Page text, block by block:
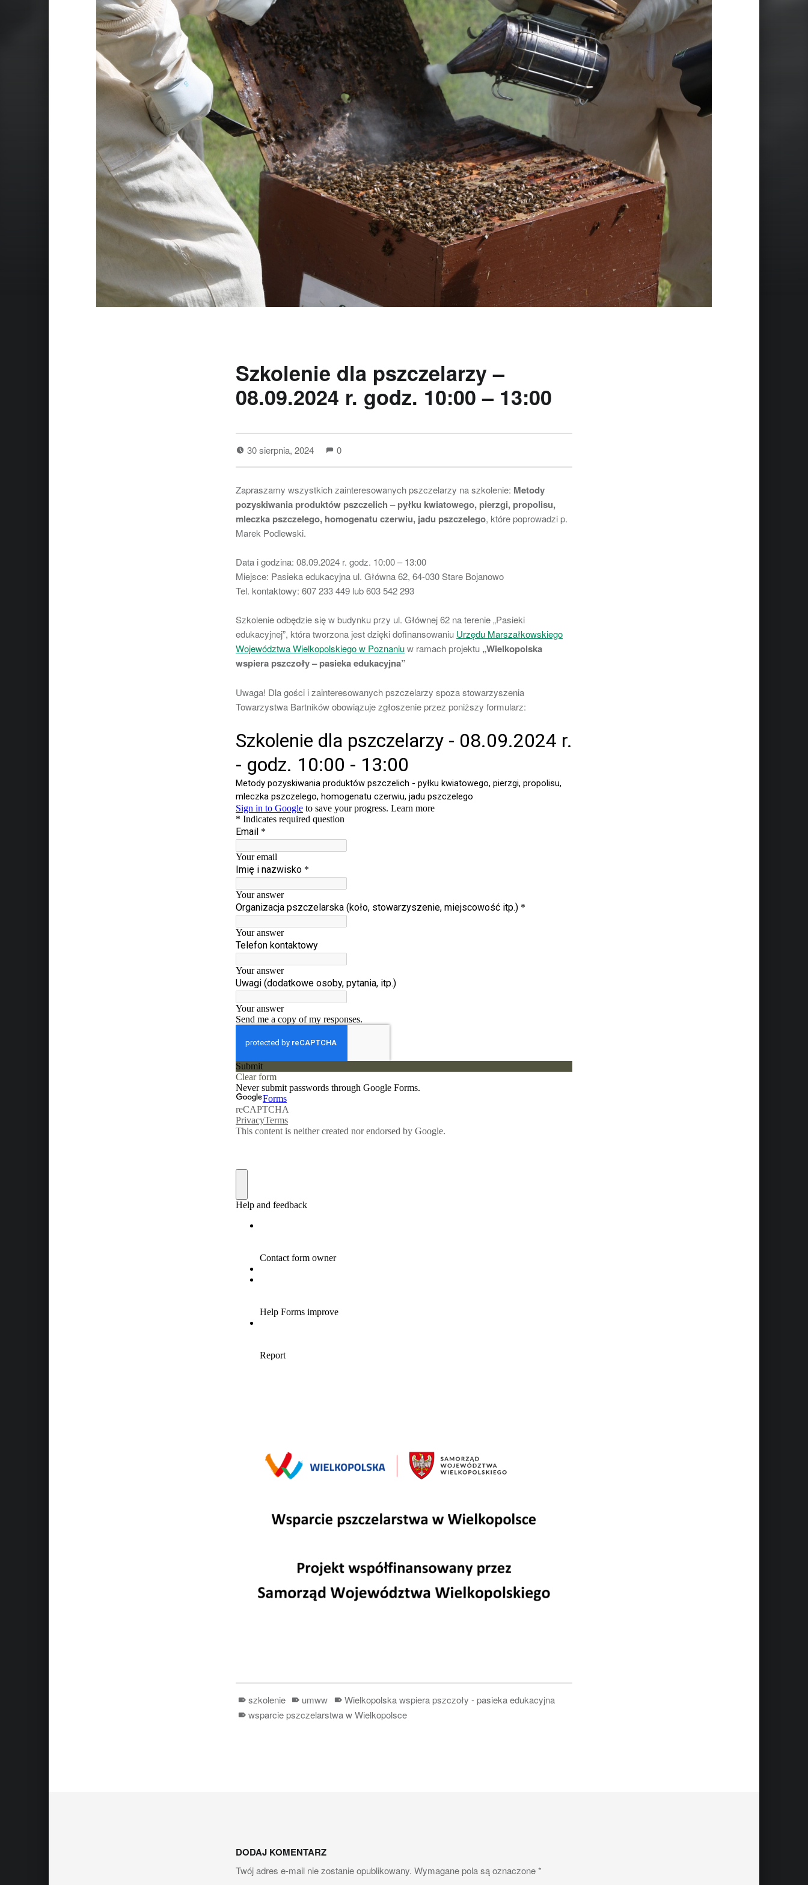
Szkolenie dla pszczelarzy –
08.09.2024 r. godz. 10:00 – 13:00
30 sierpnia, 2024 0
Zapraszamy wszystkich zainteresowanych pszczelarzy na szkolenie: Metody
pozyskiwania produktów pszczelich – pyłku kwiatowego, pierzgi, propolisu,
mleczka pszczelego, homogenatu czerwiu, jadu pszczelego, które poprowadzi p.
Marek Podlewski.
Data i godzina: 08.09.2024 r. godz. 10:00 – 13:00
Miejsce: Pasieka edukacyjna ul. Główna 62, 64-030 Stare Bojanowo
Tel. kontaktowy: 607 233 449 lub 603 542 293
Szkolenie odbędzie się w budynku przy ul. Głównej 62 na terenie „Pasieki
edukacyjnej”, która tworzona jest dzięki dofinansowaniu Urzędu Marszałkowskiego
Województwa Wielkopolskiego w Poznaniuw ramach projektu „Wielkopolska
wspiera pszczoły – pasieka edukacyjna”
Uwaga! Dla gości i zainteresowanych pszczelarzy spoza stowarzyszenia
Towarzystwa Bartników obowiązuje zgłoszenie przez poniższy formularz:
szkolenie umww
Wielkopolska wspiera pszczoły - pasieka edukacyjna
wsparcie pszczelarstwa w Wielkopolsce
DODAJ KOMENTARZ
Twój adres e-mail nie zostanie opublikowany. Wymagane pola są oznaczone*